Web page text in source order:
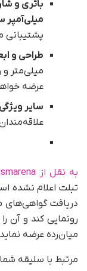
باتری و
میلی‌آمپر
پشتیبانی
طراحی و
میلی‌متر و وزن ۶۱۰ گرم،
عرضه
سایر
به نقل از gsmarena
تبلت اعلام نشده
دریافت گواهی‌های
رونمایی کند و آن
میان‌رده عرضه
مرتبط با سلیقه